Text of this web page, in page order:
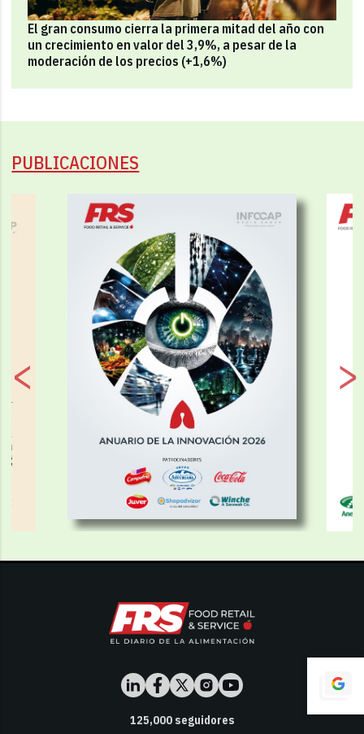
El gran consumo cierra la primera mitad del año con
un crecimiento en valor del 3,9%, a pesar de la
moderación de los precios (+1,6%)
PUBLICACIONES
125,000seguidores